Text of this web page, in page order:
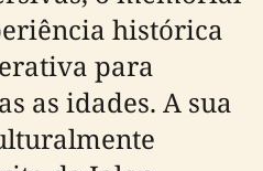
histórica
para
as idades. A sua